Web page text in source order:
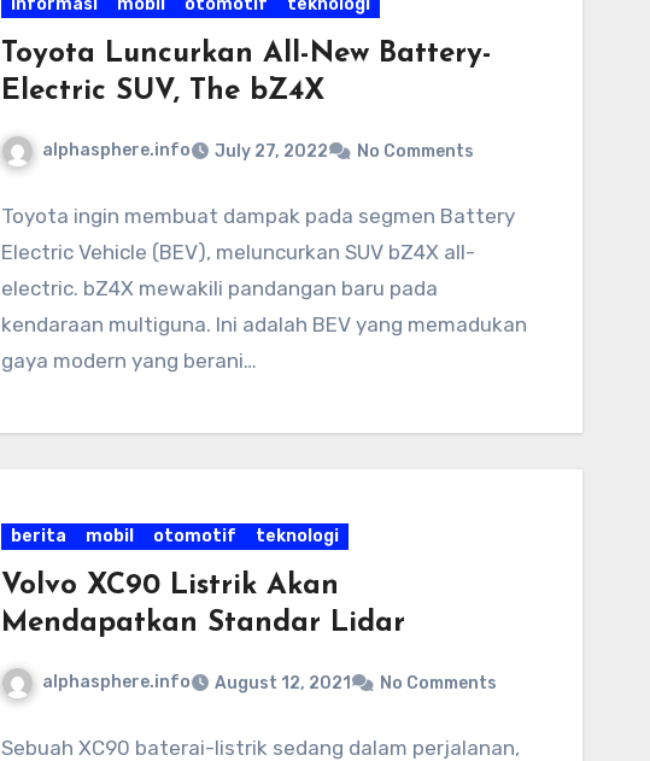
informasi mobil otomotif teknologi
Toyota Luncurkan All-New Battery-
Electric SUV, The bZ4X
alphasphere.info July 27, 2022 No Comments
Toyota ingin membuat dampak pada segmen Battery
Electric Vehicle (BEV), meluncurkan SUV bZ4X all-
electric. bZ4X mewakili pandangan baru pada
kendaraan multiguna. Ini adalah BEV yang memadukan
gaya modern yang berani…
berita mobil otomotif teknologi
Volvo XC90 Listrik Akan
Mendapatkan Standar Lidar
alphasphere.info August 12, 2021 No Comments
Sebuah XC90 baterai-listrik sedang dalam perjalanan,